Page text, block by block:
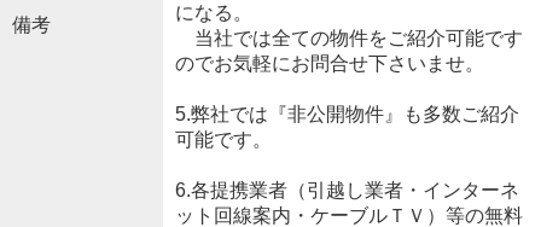
備考
になる。
当社では全ての物件をご紹介可能です
のでお気軽にお問合せ下さいませ。
5.弊社では『非公開物件』も多数ご紹介
可能です。
6.各提携業者（引越し業者・インターネ
ット回線案内・ケーブルＴＶ）等の無料